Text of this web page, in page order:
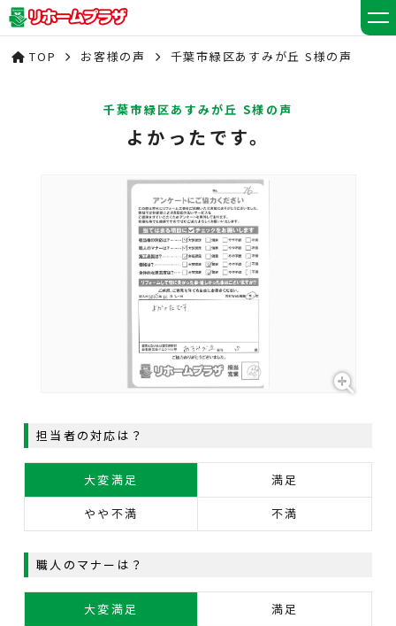
TOP お客様の声 千葉市緑区あすみが丘 S様の声
千葉市緑区あすみが丘 S様の声
よかったです。
担当者の対応は？
大変満足 満足
やや不満 不満
職人のマナーは？
大変満足 満足